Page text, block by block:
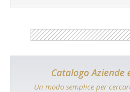
Catalogo Aziende
Un modo semplice per